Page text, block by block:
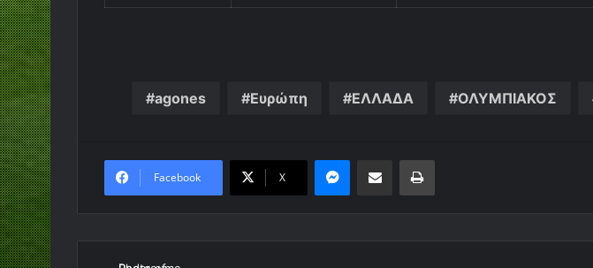
agones Eυρώπη ΕΛΛΑΔΑ ΟΛΥΜΠΙΑΚΟΣ
Facebook X
MessengerΚοινοποίηση μέσω ηλεκτρονικού ταχυδρομείουΕκτύπωση